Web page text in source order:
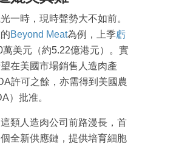
一時，現時聲勢大不如前。
Beyond Meat為例，上季虧
萬美元（約5.22億港元）。實
在美國市場銷售人造肉產
許可之餘，亦需得到美國農
）批准。
這類人造肉公司前路漫長，首
全新供應鏈，提供培育細胞
最新資訊（附創業懶人包）
箱！